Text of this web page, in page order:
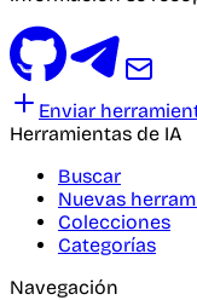
Enviar
Herramientas de IA
Buscar
Nuevas
Colecciones
Categorías
Navegación